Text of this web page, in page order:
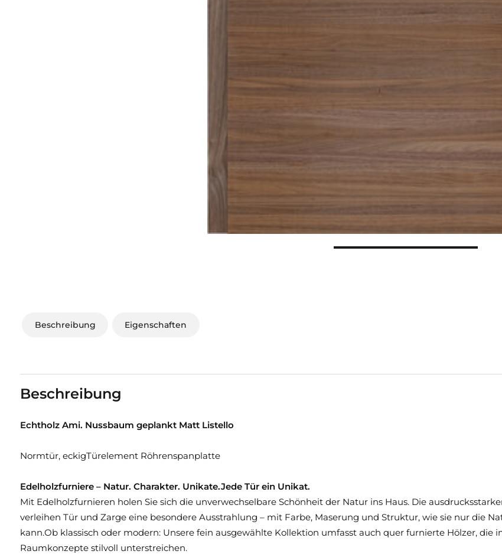
Beschreibung Eigenschaften
Beschreibung
Echtholz Ami. Nussbaum geplankt Matt Listello
Normtür, eckigTürelement Röhrenspanplatte
Edelholzfurniere – Natur. Charakter. Unikate.Jede Tür ein Unikat.
Mit Edelholzfurnieren holen Sie sich die unverwechselbare Schönheit der Natur ins Haus. Die
verleihen Tür und Zarge eine besondere Ausstrahlung – mit Farbe, Maserung und Struktur, wie sie nur die
kann.Ob klassisch oder modern: Unsere fein ausgewählte Kollektion umfasst auch quer furnierte Hölzer, die
Raumkonzepte stilvoll unterstreichen.